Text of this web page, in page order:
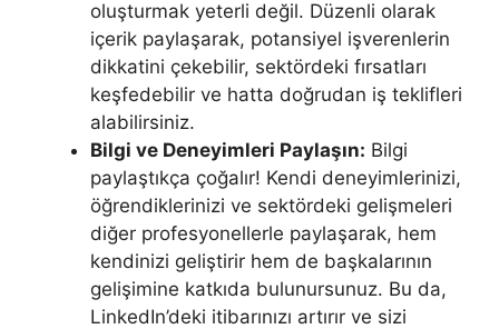
oluşturmak yeterli değil. Düzenli olarak
içerik paylaşarak, potansiyel işverenlerin
dikkatini çekebilir, sektördeki fırsatları
keşfedebilir ve hatta doğrudan iş teklifleri
alabilirsiniz.
Bilgi ve Deneyimleri Paylaşın: Bilgi
paylaştıkça çoğalır! Kendi deneyimlerinizi,
öğrendiklerinizi ve sektördeki gelişmeleri
diğer profesyonellerle paylaşarak, hem
kendinizi geliştirir hem de başkalarının
gelişimine katkıda bulunursunuz. Bu da,
LinkedIn’deki itibarınızı artırır ve sizi